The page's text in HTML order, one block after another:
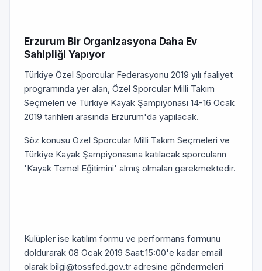
Erzurum Bir Organizasyona Daha Ev
Sahipliği Yapıyor
Türkiye Özel Sporcular Federasyonu 2019 yılı faaliyet
programında yer alan, Özel Sporcular Milli Takım
Seçmeleri ve Türkiye Kayak Şampiyonası 14-16 Ocak
2019 tarihleri arasında Erzurum'da yapılacak.
Söz konusu Özel Sporcular Milli Takım Seçmeleri ve
Türkiye Kayak Şampiyonasına katılacak sporcuların
'Kayak Temel Eğitimini' almış olmaları gerekmektedir.
Kulüpler ise katılım formu ve performans formunu
doldurarak 08 Ocak 2019 Saat:15:00'e kadar email
olarak bilgi@tossfed.gov.tr adresine göndermeleri